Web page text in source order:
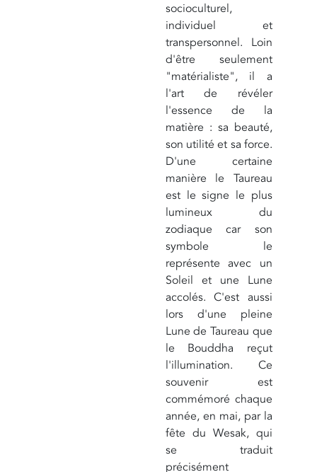
socioculturel,
individuel et
transpersonnel. Loin
d'être seulement
"matérialiste", il a
l'art de révéler
l'essence de la
matière : sa beauté,
son utilité et sa force.
D'une certaine
manière le Taureau
est le signe le plus
lumineux du
zodiaque car son
symbole le
représente avec un
Soleil et une Lune
accolés. C'est aussi
lors d'une pleine
Lune de Taureau que
le Bouddha reçut
l'illumination. Ce
souvenir est
commémoré chaque
année, en mai, par la
fête du Wesak, qui
se traduit
précisément